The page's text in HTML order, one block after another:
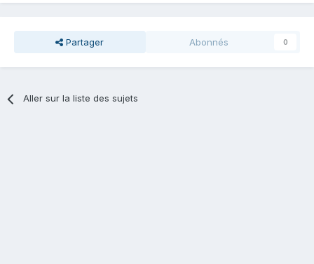
Partager Abonnés 0
Aller sur la liste des sujets